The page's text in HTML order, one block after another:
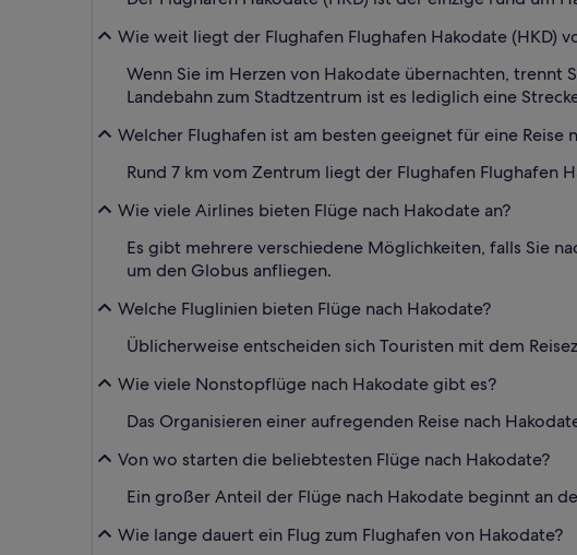
Wie weit liegt der Flughafen Flughafen Hakodate (HKD)
Wenn Sie im Herzen von Hakodate übernachten, trennt
Landebahn zum Stadtzentrum ist es lediglich eine
Welcher Flughafen ist am besten geeignet für eine Reise
Rund 7 km vom Zentrum liegt der Flughafen Flughafen
Wie viele Airlines bieten Flüge nach Hakodate an?
Es gibt mehrere verschiedene Möglichkeiten, falls Sie
um den Globus anfliegen.
Welche Fluglinien bieten Flüge nach Hakodate?
Üblicherweise entscheiden sich Touristen mit dem
Wie viele Nonstopflüge nach Hakodate gibt es?
Das Organisieren einer aufregenden Reise nach
Von wo starten die beliebtesten Flüge nach Hakodate?
Ein großer Anteil der Flüge nach Hakodate beginnt an
Wie lange dauert ein Flug zum Flughafen von Hakodate?